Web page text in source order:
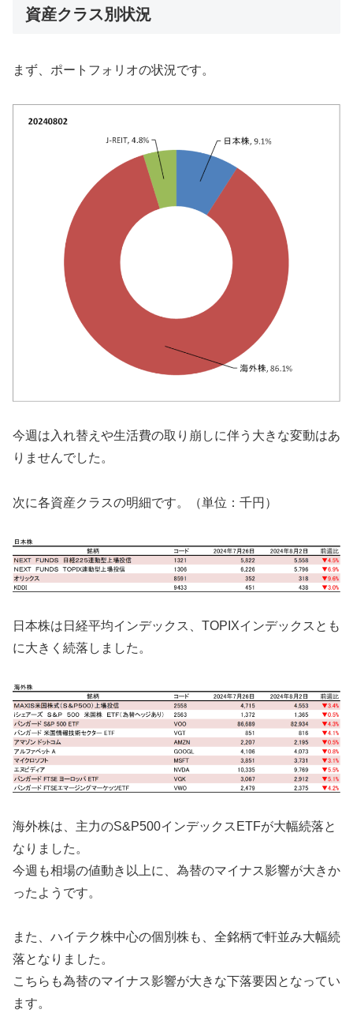
資産クラス別状況
まず、ポートフォリオの状況です。
今週は入れ替えや生活費の取り崩しに伴う大きな変動はあ
りませんでした。
次に各資産クラスの明細です。（単位：千円）
日本株は日経平均インデックス、TOPIXインデックスとも
に大きく続落しました。
海外株は、主力のS&P500インデックスETFが大幅続落と
なりました。
今週も相場の値動き以上に、為替のマイナス影響が大きか
ったようです。
また、ハイテク株中心の個別株も、全銘柄で軒並み大幅続
落となりました。
こちらも為替のマイナス影響が大きな下落要因となってい
ます。